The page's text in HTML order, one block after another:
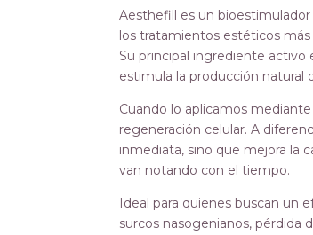
Aesthefill es un
los tratamientos estéticos
Su principal ingrediente activo
estimula la producción natural
Cuando lo aplicamos
regeneración celular. A
inmediata, sino que mejora la
van notando con el tiempo.
Ideal para quienes buscan un
surcos nasogenianos, pérdida